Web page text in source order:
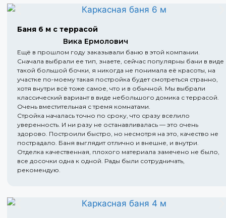
Баня 6 м с террасой
Вика Ермолович
Ещё в прошлом году заказывали баню в этой компании.
Сначала выбрали ее тип, знаете, сейчас популярны бани в виде
такой большой бочки, я никогда не понимала её красоты, на
участке по-моему такая постройка будет смотреться странно,
хотя внутри всё тоже самое, что и в обычной. Мы выбрали
классический вариант в виде небольшого домика с террасой.
Очень вместительная с тремя комнатами.
Стройка началась точно по сроку, что сразу вселило
уверенность. И ни разу не останавливалась — это очень
здорово. Построили быстро, но несмотря на это, качество не
пострадало. Баня выглядит отлично и внешне, и внутри.
Отделка качественная, плохого материала замечено не было,
все досочки одна к одной. Рады были сотрудничать,
рекомендую.